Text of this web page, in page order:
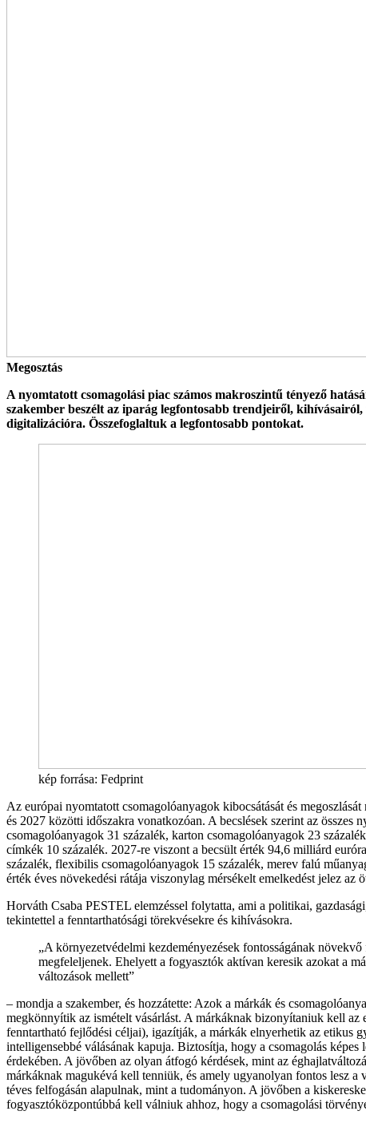
Megosztás
A nyomtatott csomagolási piac számos makroszintű tényező
szakember beszélt az iparág legfontosabb trendjeiről,
digitalizációra. Összefoglaltuk a legfontosabb pontokat.
kép forrása: Fedprint
Az európai nyomtatott csomagolóanyagok kibocsátását és
és 2027 közötti időszakra vonatkozóan. A becslések szerint az
csomagolóanyagok 31 százalék, karton csomagolóanyagok 23
címkék 10 százalék. 2027-re viszont a becsült érték 94,6 milliárd
százalék, flexibilis csomagolóanyagok 15 százalék, merev falú
érték éves növekedési rátája viszonylag mérsékelt emelkedést jelez az
Horváth Csaba PESTEL elemzéssel folytatta, ami a politikai,
tekintettel a fenntarthatósági törekvésekre és kihívásokra.
„A környezetvédelmi kezdeményezések fontosságának
megfeleljenek. Ehelyett a fogyasztók aktívan keresik azokat a
változások mellett”
– mondja a szakember, és hozzátette: Azok a márkák és
megkönnyítik az ismételt vásárlást. A márkáknak bizonyítaniuk kell
fenntartható fejlődési céljai), igazítják, a márkák elnyerhetik az etikus
intelligensebbé válásának kapuja. Biztosítja, hogy a csomagolás
érdekében. A jövőben az olyan átfogó kérdések, mint az
márkáknak magukévá kell tenniük, és amely ugyanolyan fontos lesz
téves felfogásán alapulnak, mint a tudományon. A jövőben a
fogyasztóközpontúbbá kell válniuk ahhoz, hogy a csomagolási